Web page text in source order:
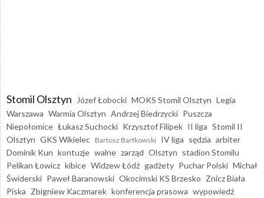
Stomil Olsztyn Józef Łobocki MOKS Stomil Olsztyn Legia
Warszawa Warmia Olsztyn Andrzej Biedrzycki Puszcza
Niepołomice Łukasz Suchocki Krzysztof Filipek II liga Stomil II
Olsztyn GKS Wikielec Bartosz Bartkowski IV liga sędzia arbiter
Dominik Kun kontuzje walne zarząd Olsztyn stadion Stomilu
Pelikan Łowicz kibice Widzew Łódź gadżety Puchar Polski Michał
Świderski Paweł Baranowski Okocimski KS Brzesko Znicz Biała
Piska Zbigniew Kaczmarek konferencja prasowa wypowiedź